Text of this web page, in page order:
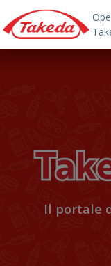
Skip to main
Il portale